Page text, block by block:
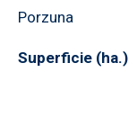
Porzuna
Superficie (ha.)